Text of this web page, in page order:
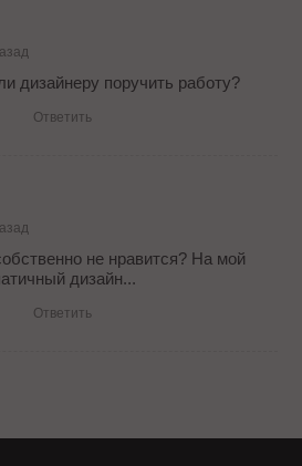
дизайнеру поручить работу?
Ответить
не нравится? На мой
дизайн...
Ответить